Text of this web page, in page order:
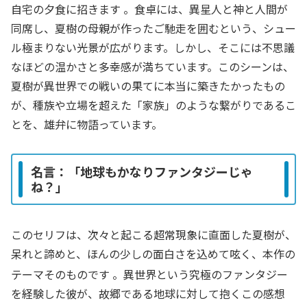
自宅の夕食に招きます 。食卓には、異星人と神と人間が
同席し、夏樹の母親が作ったご馳走を囲むという、シュー
ル極まりない光景が広がります。しかし、そこには不思議
なほどの温かさと多幸感が満ちています。このシーンは、
夏樹が異世界での戦いの果てに本当に築きたかったもの
が、種族や立場を超えた「家族」のような繋がりであるこ
とを、雄弁に物語っています。
名言：「地球もかなりファンタジーじゃ
ね？」
このセリフは、次々と起こる超常現象に直面した夏樹が、
呆れと諦めと、ほんの少しの面白さを込めて呟く、本作の
テーマそのものです 。異世界という究極のファンタジー
を経験した彼が、故郷である地球に対して抱くこの感想